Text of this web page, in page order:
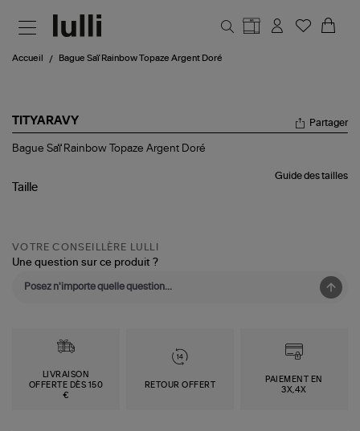
Accueil Bague Saï Rainbow Topaze Argent Doré
TITYARAVY
Bague
Topaze
Partager
Bague Saï Rainbow Topaze Argent Doré
Guide des tailles
Taille
VOTRE CONSEILLÈRE LULLI
Une question sur ce produit ?
LIVRAISON
OFFERTE DÈS 150
€
RETOUR OFFERT
PAIEMENT EN
3X,4X